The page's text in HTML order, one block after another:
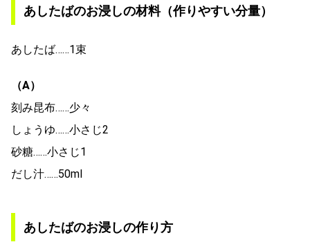
あしたばのお浸しの材料（作りやすい分量）
あしたば……1束
（A）
刻み昆布……少々
しょうゆ……小さじ2
砂糖……小さじ1
だし汁……50ml
あしたばのお浸しの作り方